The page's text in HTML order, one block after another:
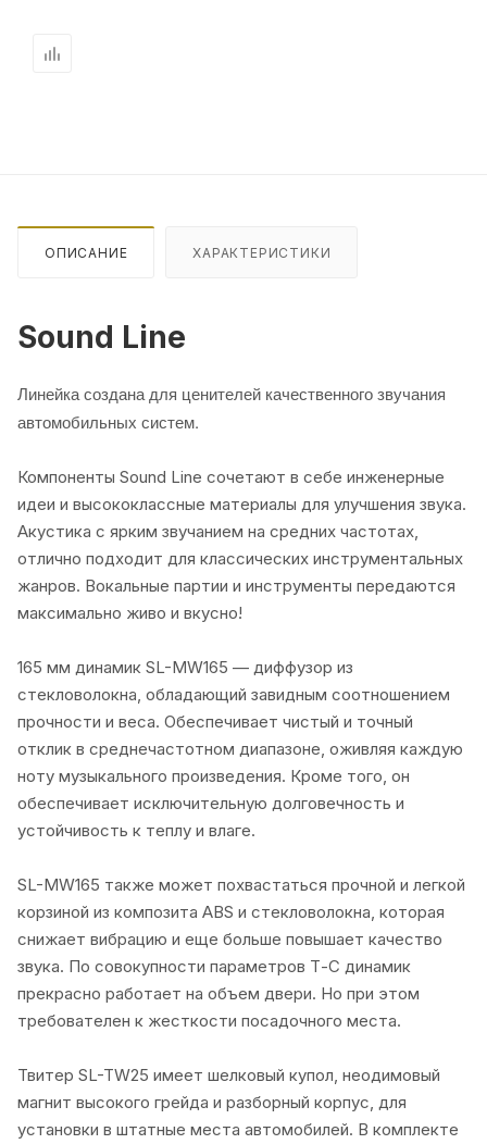
ОПИСАНИЕ ХАРАКТЕРИСТИКИ
Sound Line
Линейка создана для ценителей качественного звучания
автомобильных систем.
Компоненты Sound Line сочетают в себе инженерные
идеи и высококлассные материалы для улучшения звука.
Акустика с ярким звучанием на средних частотах,
отлично подходит для классических инструментальных
жанров. Вокальные партии и инструменты передаются
максимально живо и вкусно!
165 мм динамик SL-MW165 — диффузор из
стекловолокна, обладающий завидным соотношением
прочности и веса. Обеспечивает чистый и точный
отклик в среднечастотном диапазоне, оживляя каждую
ноту музыкального произведения. Кроме того, он
обеспечивает исключительную долговечность и
устойчивость к теплу и влаге.
SL-MW165 также может похвастаться прочной и легкой
корзиной из композита ABS и стекловолокна, которая
снижает вибрацию и еще больше повышает качество
звука. По совокупности параметров Т-С динамик
прекрасно работает на объем двери. Но при этом
требователен к жесткости посадочного места.
Твитер SL-TW25 имеет шелковый купол, неодимовый
магнит высокого грейда и разборный корпус, для
установки в штатные места автомобилей. В комплекте